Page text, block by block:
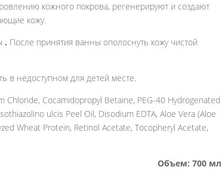
кожного покрова, регенерируют и создают
кожу.
. После принятия ванны ополоснуть кожу чистой
в недоступном для детей месте.
Chloride, Cocamidopropyl Betaine, PEG-40 Hydrogenated
ulcis Peel Oil, Disodium EDTA, Aloe Vera (Aloe
Wheat Protein, Retinol Acetate, Tocopheryl Acetate,
Объем: 700 мл